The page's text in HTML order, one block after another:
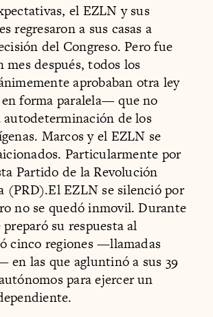
el EZLN y sus
regresaron a sus casas a
del Congreso. Pero fue
mes después, todos los
aprobaban otra ley
forma paralela— que no
autodeterminación de los
Marcos y el EZLN se
Particularmente por
Partido de la Revolución
(PRD).El EZLN se silenció por
no se quedó inmovil. Durante
su respuesta al
cinco regiones —llamadas
en las que agluntinó a sus 39
para ejercer un